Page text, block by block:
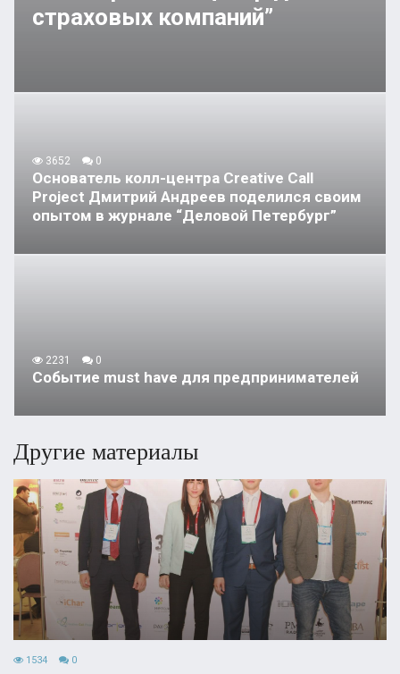
страховых компаний”
3652 0
Основатель колл-центра Creative Call
Project Дмитрий Андреев поделился своим
опытом в журнале “Деловой Петербург”
2231 0
Событие must have для предпринимателей
Другие материалы
1534 0